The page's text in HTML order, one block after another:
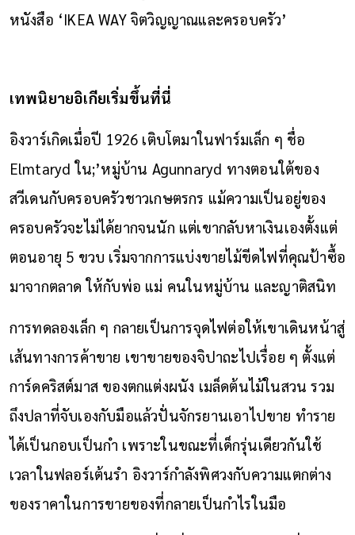
หนังสือ ‘IKEA WAY จิตวิญญาณและครอบครัว’
เทพนิยายอิเกียเริ่มขึ้นที่นี่
อิงวาร์เกิดเมื่อปี 1926 เติบโตมาในฟาร์มเล็ก ๆ ชื่อ
Elmtaryd ใน;’หมู่บ้าน Agunnaryd ทางตอนใต้ของ
สวีเดนกับครอบครัวชาวเกษตรกร แม้ความเป็นอยู่ของ
ครอบครัวจะไม่ได้ยากจนนัก แต่เขากลับหาเงินเองตั้งแต่
ตอนอายุ 5 ขวบ เริ่มจากการแบ่งขายไม้ขีดไฟที่คุณป้าซื้อ
มาจากตลาด ให้กับพ่อ แม่ คนในหมู่บ้าน และญาติสนิท
การทดลองเล็ก ๆ กลายเป็นการจุดไฟต่อให้เขาเดินหน้าสู่
เส้นทางการค้าขาย เขาขายของจิปาถะไปเรื่อย ๆ ตั้งแต่
การ์ดคริสต์มาส ของตกแต่งผนัง เมล็ดต้นไม้ในสวน รวม
ถึงปลาที่จับเองกับมือแล้วปั่นจักรยานเอาไปขาย ทำราย
ได้เป็นกอบเป็นกำ เพราะในขณะที่เด็กรุ่นเดียวกันใช้
เวลาในฟลอร์เต้นรำ อิงวาร์กำลังพิศวงกับความแตกต่าง
ของราคาในการขายของที่กลายเป็นกำไรในมือ